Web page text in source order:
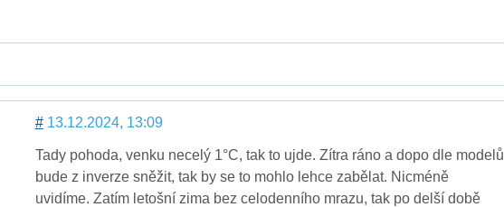
#13.12.2024, 13:09
Tady pohoda, venku necelý 1°C, tak to ujde. Zítra ráno a dopo dle modelů
bude z inverze sněžit, tak by se to mohlo lehce zabělat. Nicméně
uvidíme. Zatím letošní zima bez celodenního mrazu, tak po delší době